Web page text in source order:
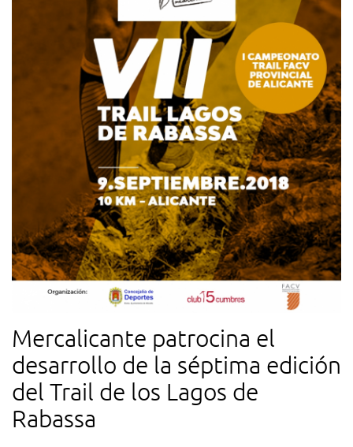
Mercalicante patrocina el
desarrollo de la séptima edición
del Trail de los Lagos de
Rabassa